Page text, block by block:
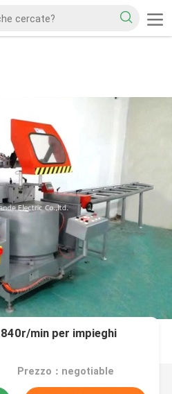
min per impieghi
Prezzo：negotiable